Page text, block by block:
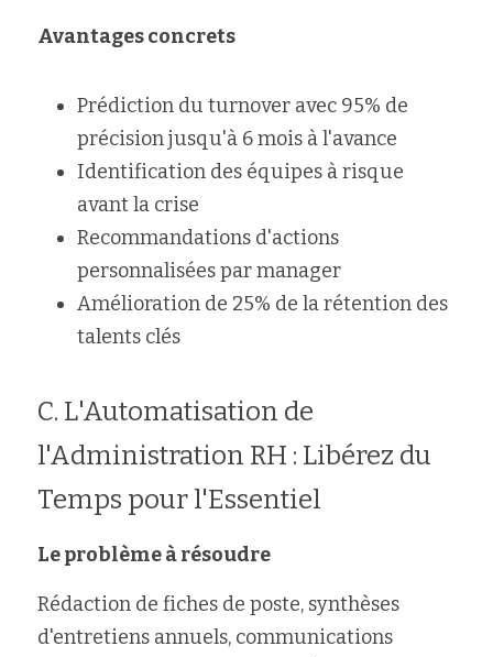
Avantages concrets
Prédiction du turnover avec 95% de
précision jusqu'à 6 mois à l'avance
Identification des équipes à risque
avant la crise
Recommandations d'actions
personnalisées par manager
Amélioration de 25% de la rétention des
talents clés
C. L'Automatisation de
l'Administration RH : Libérez du
Temps pour l'Essentiel
Le problème à résoudre
Rédaction de fiches de poste, synthèses
d'entretiens annuels, communications